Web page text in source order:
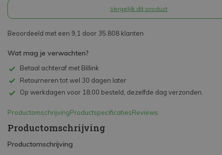
Vergelijk dit product
Beoordeeld met een 9,1 door 35.808 klanten
Wat mag je verwachten?
Betaal achteraf met Billink
Retourneren tot wel 30 dagen later
Op werkdagen voor 18:00 besteld, dezelfde dag verzonden.
ProductomschrijvingProductspecificatiesReviews
Productomschrijving
Productomschrijving